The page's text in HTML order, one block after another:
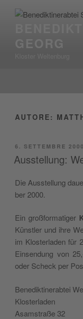
AUTORE:
PUBBLICATO
IL
6. SETTEMBRE 2000
Ausstellung:
Die Aus­stel­lung
ber 2000.
Ein groß­for­ma­ti­ger
Kün­stler und ihre
im Klo­ster­la­den für
Ein­sen­dung von
oder Scheck per
Bene­dik­ti­ne­rab­tei
Klosterladen
Asam­straße 32